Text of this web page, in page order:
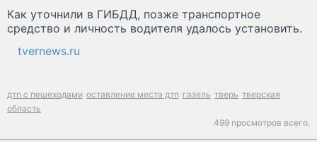
Как уточнили в ГИБДД, позже транспортное
средство и личность водителя удалось установить.
tvernews.ru
дтп с пешеходами оставление места дтп газель тверь тверская
область
499 просмотров всего.